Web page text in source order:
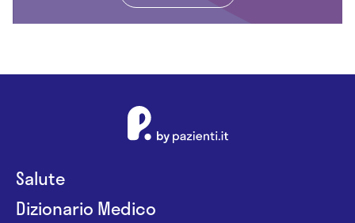
Salute
Dizionario Medico